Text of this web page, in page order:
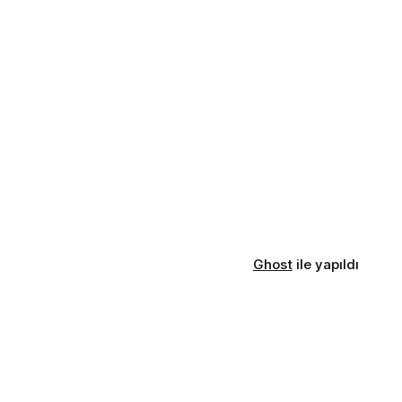
Ghostile yapıldı